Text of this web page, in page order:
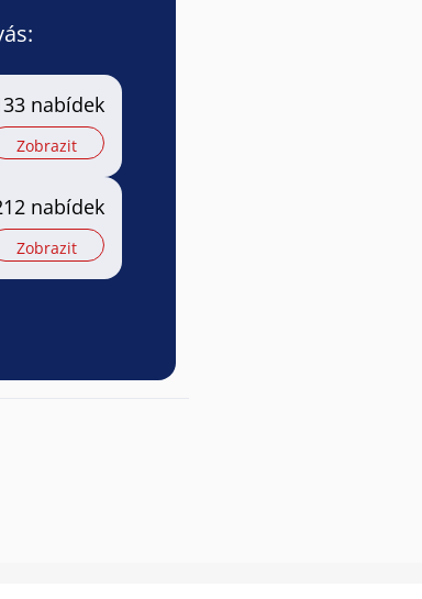
nabídek
Zobrazit
nabídek
Zobrazit